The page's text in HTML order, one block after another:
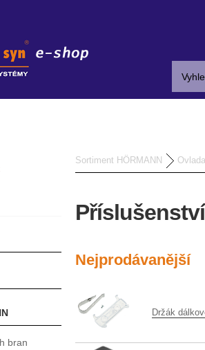
bran
Sortiment HÖRMANN
Nejprodávanější
Držák